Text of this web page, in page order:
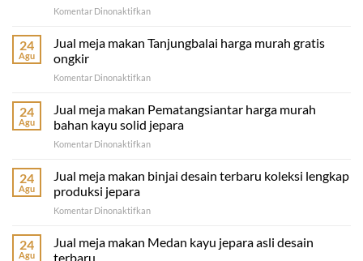
Komentar Dinonaktifkanpada
meja
makan
Tinggi
murah
gratis
ongkir
24
Agu
Jual meja makan Tanjungbalai harga murah gratis
ongkir
Komentar Dinonaktifkanpada
meja
makan
Tanjungbalai
harga
gratis
ongkir
24
Agu
Jual meja makan Pematangsiantar harga murah
bahan kayu solid jepara
Komentar Dinonaktifkanpada
meja
makan
harga
bahan
24
Agu
Jual meja makan binjai desain terbaru koleksi lengkap
produksi jepara
Komentar Dinonaktifkanpada
meja
makan
24
Agu
Jual meja makan Medan kayu jepara asli desain
terbaru